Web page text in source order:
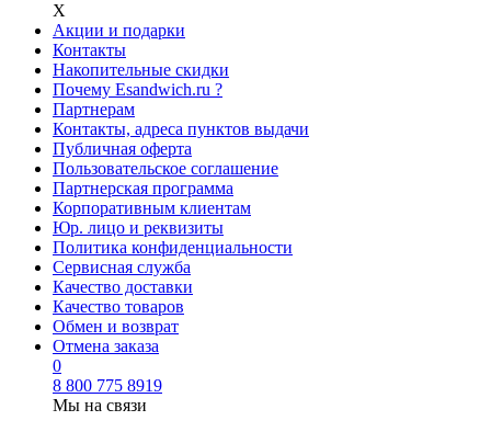
Х
Акции и подарки
Контакты
Накопительные скидки
Почему Esandwich.ru ?
Партнерам
Контакты, адреса пунктов выдачи
Публичная оферта
Пользовательское соглашение
Партнерская программа
Корпоративным клиентам
Юр. лицо и реквизиты
Политика конфиденциальности
Сервисная служба
Качество доставки
Качество товаров
Обмен и возврат
Отмена заказа
0
8 800 775 8919
Мы на связи